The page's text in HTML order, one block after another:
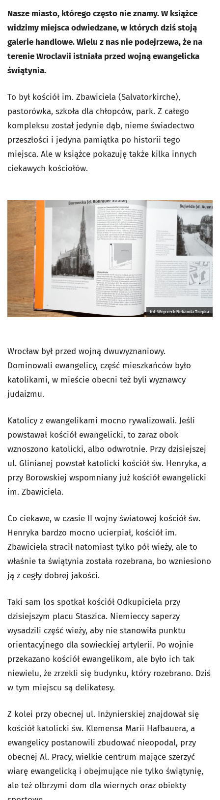
Nasze miasto, którego często nie znamy. W książce
widzimy miejsca odwiedzane, w których dziś stoją
galerie handlowe. Wielu z nas nie podejrzewa, że na
terenie Wroclavii istniała przed wojną ewangelicka
świątynia.
To był kościół im. Zbawiciela (Salvatorkirche),
pastorówka, szkoła dla chłopców, park. Z całego
kompleksu został jedynie dąb, nieme świadectwo
przeszłości i jedyna pamiątka po historii tego
miejsca. Ale w książce pokazuję także kilka innych
ciekawych kościołów.
fot. Wojciech Nekanda Trepka
Wrocław był przed wojną dwuwyznaniowy.
Dominowali ewangelicy, część mieszkańców było
katolikami, w mieście obecni też byli wyznawcy
judaizmu.
Katolicy z ewangelikami mocno rywalizowali. Jeśli
powstawał kościół ewangelicki, to zaraz obok
wznoszono katolicki, albo odwrotnie. Przy dzisiejszej
ul. Glinianej powstał katolicki kościół św. Henryka, a
przy Borowskiej wspomniany już kościół ewangelicki
im. Zbawiciela.
Co ciekawe, w czasie II wojny światowej kościół św.
Henryka bardzo mocno ucierpiał, kościół im.
Zbawiciela stracił natomiast tylko pół wieży, ale to
właśnie ta świątynia została rozebrana, bo wzniesiono
ją z cegły dobrej jakości.
Taki sam los spotkał kościół Odkupiciela przy
dzisiejszym placu Staszica. Niemieccy saperzy
wysadzili część wieży, aby nie stanowiła punktu
orientacyjnego dla sowieckiej artylerii. Po wojnie
przekazano kościół ewangelikom, ale było ich tak
niewielu, że zrzekli się budynku, który rozebrano. Dziś
w tym miejscu są delikatesy.
Z kolei przy obecnej ul. Inżynierskiej znajdował się
kościół katolicki św. Klemensa Marii Hafbauera, a
ewangelicy postanowili zbudować nieopodal, przy
obecnej Al. Pracy, wielkie centrum mające szerzyć
wiarę ewangelicką i obejmujące nie tylko świątynię,
ale też olbrzymi dom dla wiernych oraz obiekty